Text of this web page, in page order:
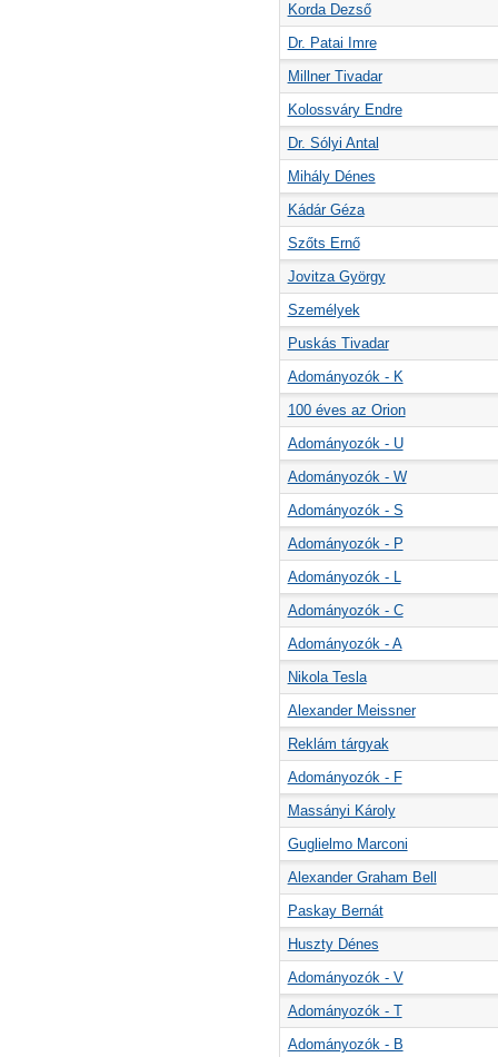
Korda Dezső
Dr. Patai Imre
Millner Tivadar
Kolossváry Endre
Dr. Sólyi Antal
Mihály Dénes
Kádár Géza
Szőts Ernő
Jovitza György
Személyek
Puskás Tivadar
Adományozók - K
100 éves az Orion
Adományozók - U
Adományozók - W
Adományozók - S
Adományozók - P
Adományozók - L
Adományozók - C
Adományozók - A
Nikola Tesla
Alexander Meissner
Reklám tárgyak
Adományozók - F
Massányi Károly
Guglielmo Marconi
Alexander Graham Bell
Paskay Bernát
Huszty Dénes
Adományozók - V
Adományozók - T
Adományozók - B